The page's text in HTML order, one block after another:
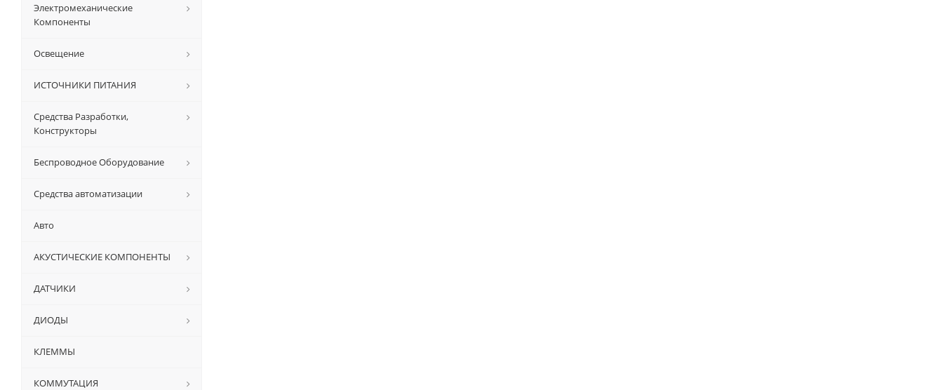
Электромеханические
Компоненты
Освещение
ИСТОЧНИКИ ПИТАНИЯ
Средства Разработки,
Конструкторы
Беспроводное Оборудование
Средства автоматизации
Авто
АКУСТИЧЕСКИЕ КОМПОНЕНТЫ
ДАТЧИКИ
ДИОДЫ
КЛЕММЫ
КОММУТАЦИЯ